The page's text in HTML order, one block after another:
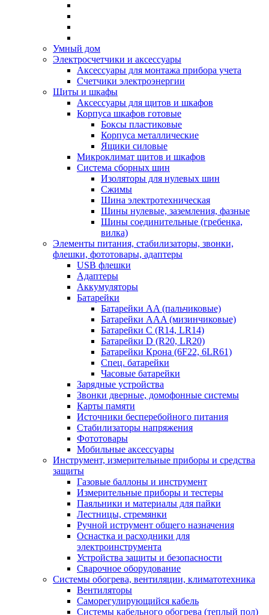
Умный дом
Электросчетчики и аксессуары
Аксессуары для монтажа прибора учета
Счетчики электроэнергии
Щиты и шкафы
Аксессуары для щитов и шкафов
Корпуса шкафов готовые
Боксы пластиковые
Корпуса металлические
Ящики силовые
Микроклимат щитов и шкафов
Система сборных шин
Изоляторы для нулевых шин
Сжимы
Шина электротехническая
Шины нулевые, заземления, фазные
Шины соединительные (гребенка,
вилка)
Элементы питания, стабилизаторы, звонки,
флешки, фототовары, адаптеры
USB флешки
Адаптеры
Аккумуляторы
Батарейки
Батарейки AA (пальчиковые)
Батарейки AAA (мизинчиковые)
Батарейки C (R14, LR14)
Батарейки D (R20, LR20)
Батарейки Крона (6F22, 6LR61)
Спец. батарейки
Часовые батарейки
Зарядные устройства
Звонки дверные, домофонные системы
Карты памяти
Источники бесперебойного питания
Стабилизаторы напряжения
Фототовары
Мобильные аксессуары
Инструмент, измерительные приборы и средства
защиты
Газовые баллоны и инструмент
Измерительные приборы и тестеры
Паяльники и материалы для пайки
Лестницы, стремянки
Ручной иструмент общего назначения
Оснастка и расходники для
электроинструмента
Устройства защиты и безопасности
Сварочное оборудование
Системы обогрева, вентиляции, климатотехника
Вентиляторы
Саморегулирующийся кабель
Системы кабельного обогрева (теплый пол)